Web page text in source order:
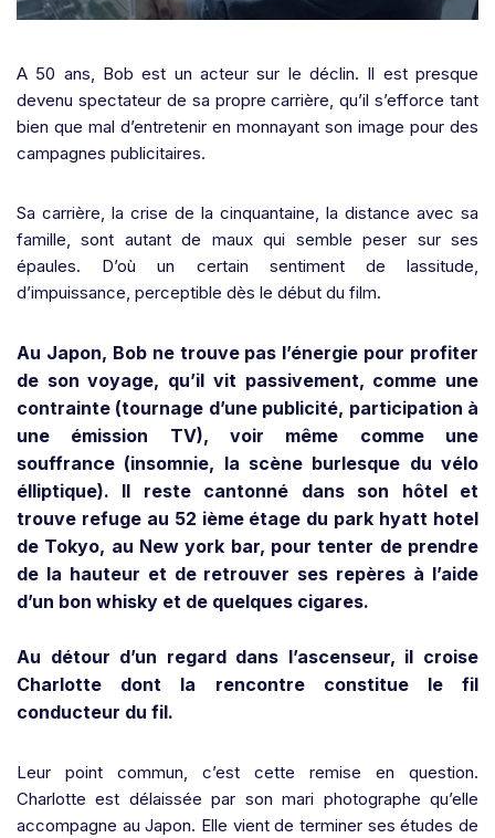
A 50 ans, Bob est un acteur sur le déclin. Il est presque
devenu spectateur de sa propre carrière, qu’il s’efforce tant
bien que mal d’entretenir en monnayant son image pour des
campagnes publicitaires.
Sa carrière, la crise de la cinquantaine, la distance avec sa
famille, sont autant de maux qui semble peser sur ses
épaules. D’où un certain sentiment de lassitude,
d’impuissance, perceptible dès le début du film.
Au Japon, Bob ne trouve pas l’énergie pour profiter
de son voyage, qu’il vit passivement, comme une
contrainte (tournage d’une publicité, participation à
une émission TV), voir même comme une
souffrance (insomnie, la scène burlesque du vélo
élliptique). Il reste cantonné dans son hôtel et
trouve refuge au 52 ième étage du park hyatt hotel
de Tokyo, au New york bar, pour tenter de prendre
de la hauteur et de retrouver ses repères à l’aide
d’un bon whisky et de quelques cigares.
Au détour d’un regard dans l’ascenseur, il croise
Charlotte dont la rencontre constitue le fil
conducteur du fil.
Leur point commun, c’est cette remise en question.
Charlotte est délaissée par son mari photographe qu’elle
accompagne au Japon. Elle vient de terminer ses études de